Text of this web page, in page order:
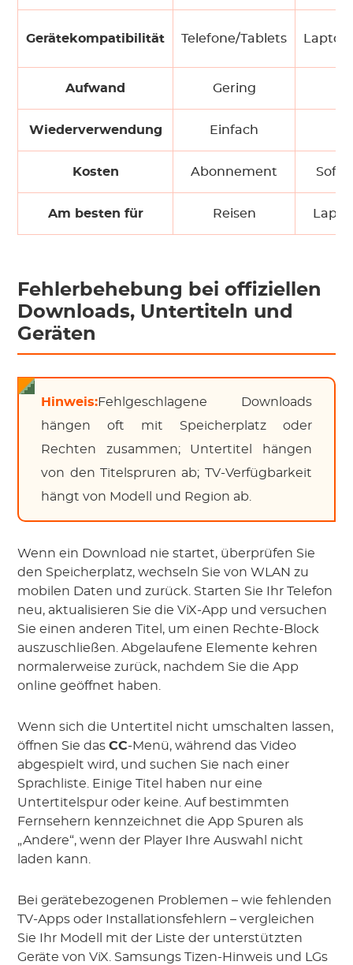
Gerätekompatibilität Telefone/Tablets
Aufwand Gering
Wiederverwendung Einfach
Kosten Abonnement
Am besten für Reisen
Fehlerbehebung bei offiziellen
Downloads, Untertiteln und
Geräten
Hinweis:Fehlgeschlagene Downloads
hängen oft mit Speicherplatz oder
Rechten zusammen; Untertitel hängen
von den Titelspruren ab; TV-Verfügbarkeit
hängt von Modell und Region ab.
Wenn ein Download nie startet, überprüfen Sie
den Speicherplatz, wechseln Sie von WLAN zu
mobilen Daten und zurück. Starten Sie Ihr Telefon
neu, aktualisieren Sie die ViX-App und versuchen
Sie einen anderen Titel, um einen Rechte-Block
auszuschließen. Abgelaufene Elemente kehren
normalerweise zurück, nachdem Sie die App
online geöffnet haben.
Wenn sich die Untertitel nicht umschalten lassen,
öffnen Sie dasCC-Menü, während das Video
abgespielt wird, und suchen Sie nach einer
Sprachliste. Einige Titel haben nur eine
Untertitelspur oder keine. Auf bestimmten
Fernsehern kennzeichnet die App Spuren als
„Andere“, wenn der Player Ihre Auswahl nicht
laden kann.
Bei gerätebezogenen Problemen – wie fehlenden
TV-Apps oder Installationsfehlern – vergleichen
Sie Ihr Modell mit der Liste der unterstützten
Geräte von ViX. Samsungs Tizen-Hinweis und LGs